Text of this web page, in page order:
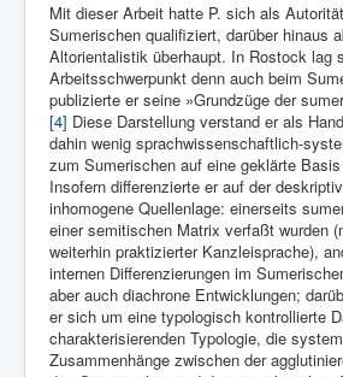
Mit dieser Arbeit hatte P. sich als
Sumerischen qualifiziert, darüber hinaus
Altorientalistik überhaupt. In Rostock lag
Arbeitsschwerpunkt denn auch beim
publizierte er seine »Grundzüge der
[4] Diese Darstellung verstand er als
dahin wenig sprachwissenschaftlich-
zum Sumerischen auf eine geklärte
Insofern differenzierte er auf der
inhomogene Quellenlage: einerseits
einer semitischen Matrix verfaßt wurden
weiterhin praktizierter Kanzleisprache),
internen Differenzierungen im
aber auch diachrone Entwicklungen;
er sich um eine typologisch kontrollierte
charakterisierenden Typologie, die
Zusammenhänge zwischen der